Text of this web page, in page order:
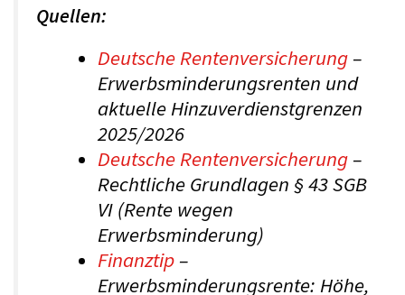
Quellen:
Deutsche Rentenversicherung –
Erwerbsminderungsrenten und
aktuelle Hinzuverdienstgrenzen
2025/2026
Deutsche Rentenversicherung –
Rechtliche Grundlagen § 43 SGB
VI (Rente wegen
Erwerbsminderung)
Finanztip –
Erwerbsminderungsrente: Höhe,